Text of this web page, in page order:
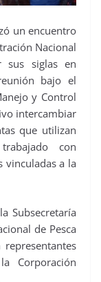
un encuentro
Nacional
sus siglas en
bajo el
y Control
intercambiar
que utilizan
con
vinculadas a la
Subsecretaría
de Pesca
Corporación